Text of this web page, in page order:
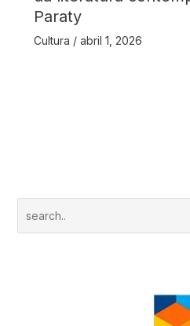
Paraty
Cultura / abril 1, 2026